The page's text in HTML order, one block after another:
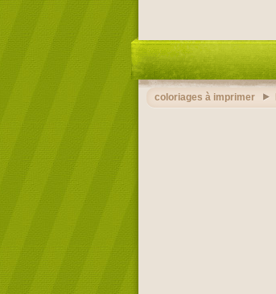
coloriages à imprimer